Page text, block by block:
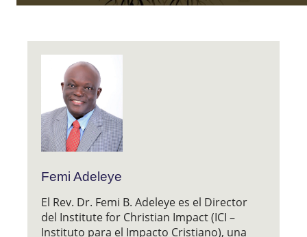
Femi Adeleye
El Rev. Dr. Femi B. Adeleye es el Director
del Institute for Christian Impact (ICI –
Instituto para el Impacto Cristiano), una